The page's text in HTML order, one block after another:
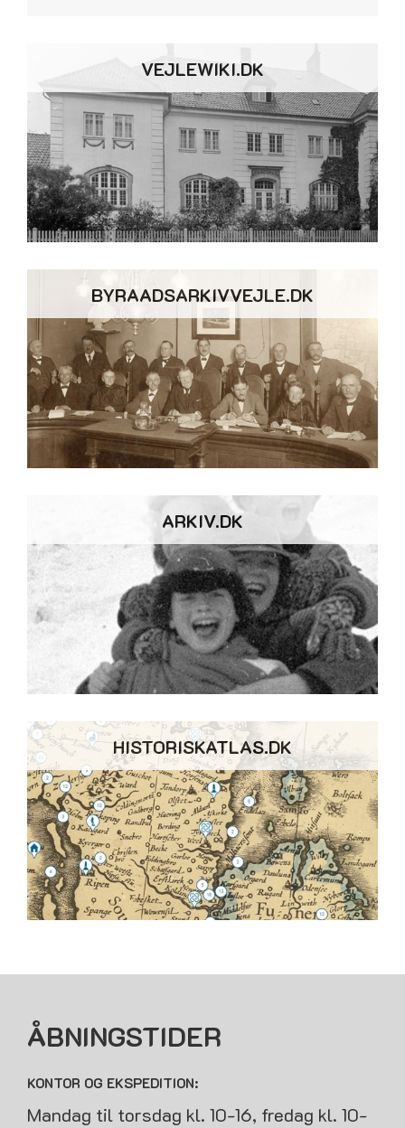
VEJLEWIKI.DK
BYRAADSARKIVVEJLE.DK
ARKIV.DK
HISTORISKATLAS.DK
ÅBNINGSTIDER
KONTOR OG EKSPEDITION:
Mandag til torsdag kl. 10-16, fredag kl. 10-